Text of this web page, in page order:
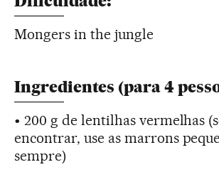
Mongers in the jungle
Ingredientes (para 4
• 200 g de lentilhas vermelhas
encontrar, use as marrons
sempre)